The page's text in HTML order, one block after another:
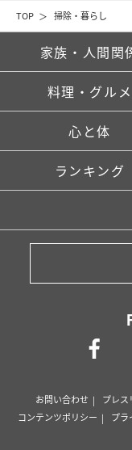
TOP 掃除・暮らし
家族・人間関
料理・グルメ
心と体
ランキング
お問い合わせ プレス
コンテンツポリシー
プラ